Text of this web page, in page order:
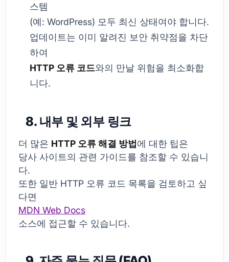
스템
(예: WordPress) 모두 최신 상태여야 합니다.
업데이트는 이미 알려진 보안 취약점을 차단
하여
HTTP 오류 코드와의 만날 위험을 최소화합
니다.
8. 내부 및 외부 링크
더 많은 HTTP 오류 해결 방법에 대한 팁은
당사 사이트의 관련 가이드를 참조할 수 있습니
다.
또한 일반 HTTP 오류 코드 목록을 검토하고 싶
다면
MDN Web Docs
소스에 접근할 수 있습니다.